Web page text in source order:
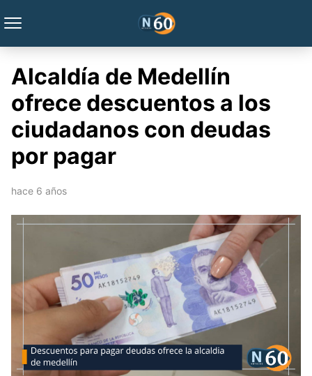
Alcaldía de Medellín
ofrece descuentos a los
ciudadanos con deudas
por pagar
hace 6 años